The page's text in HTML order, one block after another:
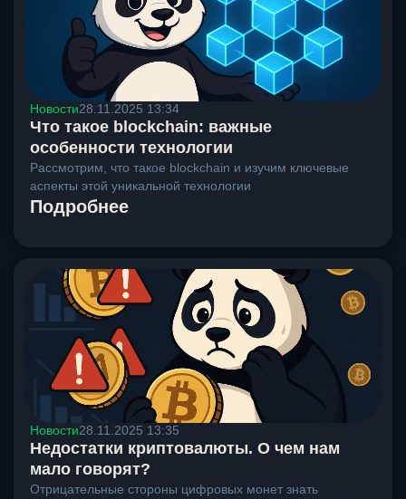
Новости28.11.2025 13:34
Что такое blockchain: важные
особенности технологии
Рассмотрим, что такое blockchain и изучим ключевые
аспекты этой уникальной технологии
Подробнее
Новости28.11.2025 13:35
Недостатки криптовалюты. О чем нам
мало говорят?
Отрицательные стороны цифровых монет знать